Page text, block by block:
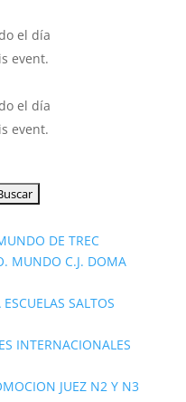
el día
event.
el día
event.
DE TREC
MUNDO C.J. DOMA
SALTOS
INTERNACIONALES
JUEZ N2 Y N3